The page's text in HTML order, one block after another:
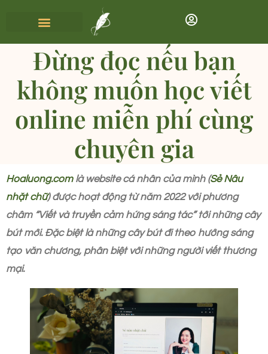
Đừng đọc nếu bạn
không muốn học viết
online miễn phí cùng
chuyên gia
Hoaluong.comlà website cá nhân của mình (Sẻ Nâu
nhặt chữ) được hoạt động từ năm 2022 với phương
châm “Viết và truyền cảm hứng sáng tác” tới những cây
bút mới. Đặc biệt là những cây bút đi theo hướng sáng
tạo văn chương, phân biệt với những người viết thương
mại.